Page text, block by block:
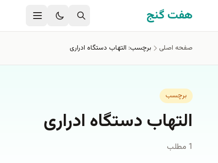
رفتن به محتوای اصلی
هفت گنج
صفحه اصلی برچسب: التهاب دستگاه ادراری
برچسب
التهاب دستگاه ادراری
1 مطلب